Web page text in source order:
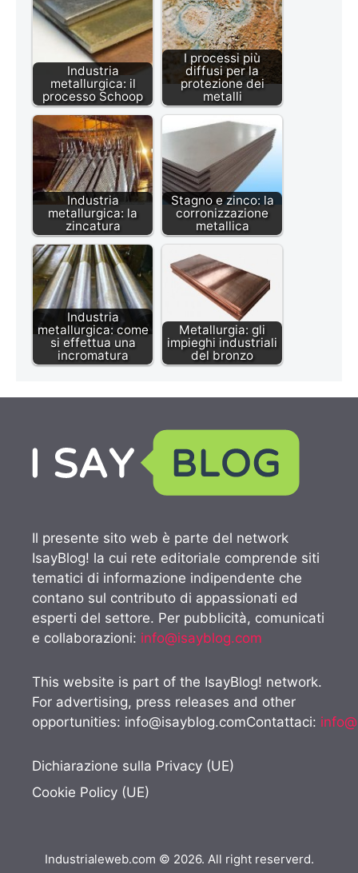
Industria
metallurgica: il
processo Schoop
I processi più
diffusi per la
protezione dei
metalli
Industria
metallurgica: la
zincatura
Stagno e zinco: la
corronizzazione
metallica
Industria
metallurgica: come
si effettua una
incromatura
Metallurgia: gli
impieghi industriali
del bronzo
Il presente sito web è parte del network
IsayBlog! la cui rete editoriale comprende siti
tematici di informazione indipendente che
contano sul contributo di appassionati ed
esperti del settore. Per pubblicità, comunicati
e collaborazioni: info@isayblog.com
This website is part of the IsayBlog! network.
For advertising, press releases and other
opportunities: info@isayblog.comContattaci:
Dichiarazione sulla Privacy (UE)
Cookie Policy (UE)
Industrialeweb.com © 2026. All right reserverd.